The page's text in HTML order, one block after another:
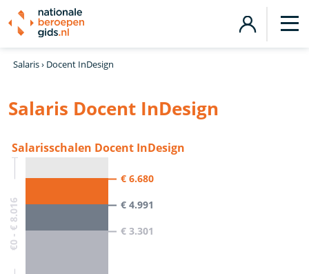
Salaris› Docent InDesign
Salaris Docent InDesign
Salarisschalen Docent InDesign
€0 - € 8.016
€ 6.680
€ 4.991
€ 3.301